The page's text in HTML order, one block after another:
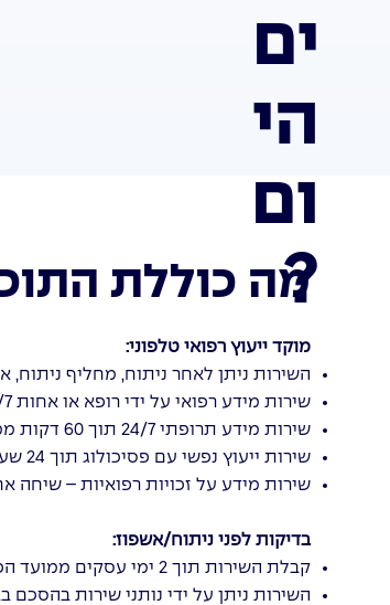
מה כוללת
מוקד ייעוץ רפואי טלפוני:
השירות ניתן לאחר ניתוח, מחליף ניתוח, אשפוז (מעל 3 ימים) או מחלה קשה
שירות מידע רפואי על ידי רופא או אחות 24/7 תוך 60 דקות ממועד הפנייה למוקד.
שירות מידע תרופתי 24/7 תוך 60 דקות ממועד הפנייה למוקד.
שירות ייעוץ נפשי עם פסיכולוג תוך 24 שעות ממועד הפנייה למוקד.
שירות מידע על זכויות רפואיות – שיחה אחת עם עובד/ת
בדיקות לפני ניתוח/אשפוז:
קבלת השירות תוך 2 ימי עסקים ממועד הפנייה למוקד.
השירות ניתן על ידי נותני שירות
ים
הי
ום
?